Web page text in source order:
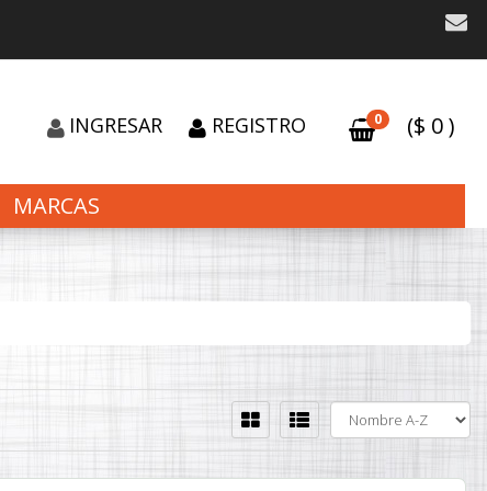
INGRESAR REGISTRO 0 ($ 0)
MARCAS